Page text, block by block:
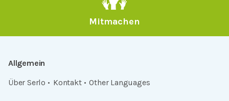
Mitmachen
Allgemein
Über Serlo
Kontakt Other Languages